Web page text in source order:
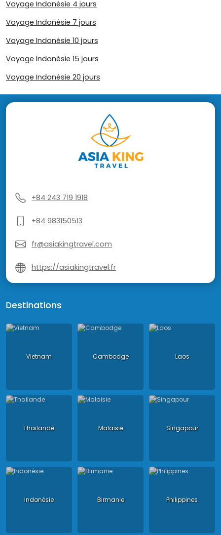
Voyage Indonésie 4 jours
Voyage Indonésie 7 jours
Voyage Indonésie 10 jours
Voyage Indonésie 15 jours
Voyage Indonésie 20 jours
+84 243 719 1918
+84 983150513
fr@asiakingtravel.com
https://asiakingtravel.fr
Destinations
Vietnam Cambodge Laos
Thailande Malaisie Singapour
Indonésie Birmanie Philippines